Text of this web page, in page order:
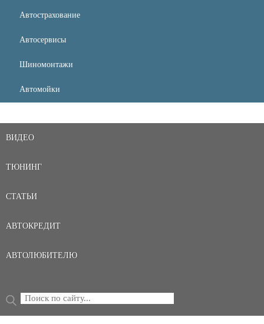
Автострахование
Автосервисы
Шиномонтажи
Автомойки
ВИДЕО
ТЮНИНГ
СТАТЬИ
АВТОКРЕДИТ
АВТОЛЮБИТЕЛЮ
ФОРМА ПОИСКА
Поиск